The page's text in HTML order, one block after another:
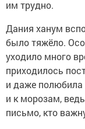
им трудно.
Дания ханум
было тяжёло.
уходило много
приходилось
и даже
и к морозам,
письмо, кто